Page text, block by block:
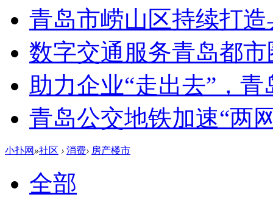
青岛市崂山区持续打
数字交通服务青岛都
助力企业“走出去”，
青岛公交地铁加速“两
小扑网 »社区 › 消费› 房产楼市
全部